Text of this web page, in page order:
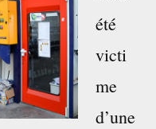
été
victi
me
d’une